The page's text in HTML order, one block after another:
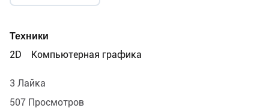
Техники
2D
Компьютерная графика
3 Лайка
507 Просмотров